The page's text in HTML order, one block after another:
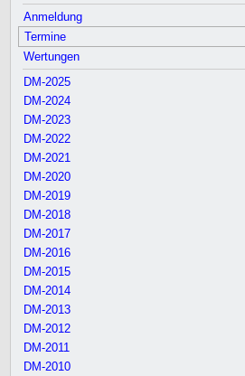
Anmeldung
Termine
Wertungen
DM-2025
DM-2024
DM-2023
DM-2022
DM-2021
DM-2020
DM-2019
DM-2018
DM-2017
DM-2016
DM-2015
DM-2014
DM-2013
DM-2012
DM-2011
DM-2010